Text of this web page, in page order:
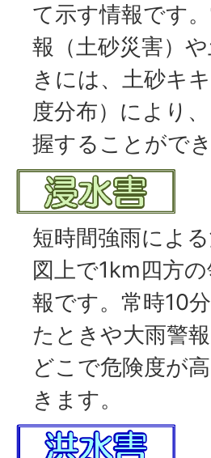
て示す情報です
報（土砂災害）
きには、土砂キ
度分布）により
握することができ
短時間強雨によ
図上で1km四方
報です。常時10
たときや大雨警
どこで危険度が
きます。